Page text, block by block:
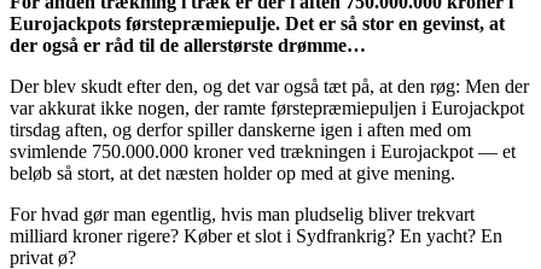
Eurojackpots førstepræmiepulje. Det er så stor en gevinst, at
der også er råd til de allerstørste drømme…
Der blev skudt efter den, og det var også tæt på, at den røg: Men der
var akkurat ikke nogen, der ramte førstepræmiepuljen i Eurojackpot
tirsdag aften, og derfor spiller danskerne igen i aften med om
svimlende 750.000.000 kroner ved trækningen i Eurojackpot — et
beløb så stort, at det næsten holder op med at give mening.
For hvad gør man egentlig, hvis man pludselig bliver trekvart
milliard kroner rigere? Køber et slot i Sydfrankrig? En yacht? En
privat ø?